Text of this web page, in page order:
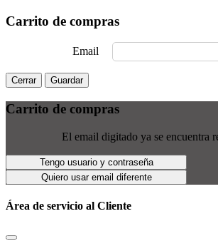
Carrito de compras
Email
Cerrar Guardar
Carrito de compras
El email digitado ya se encuentra
Tengo usuario y contraseña
Quiero usar email diferente
Área de servicio al Cliente